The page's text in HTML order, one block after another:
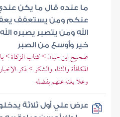
ما عنده قال ما يكن
عنكم ومن يستعفف
الله ومن يتصبر يصبره
خير وأوسع من الصبر
صحيح ابن حبان > كتاب الزكاة >
المكافأة والثناء والشكر > ذكر
وعلا يغنه عنهم بفضله
عرض علي أول ثلاثة